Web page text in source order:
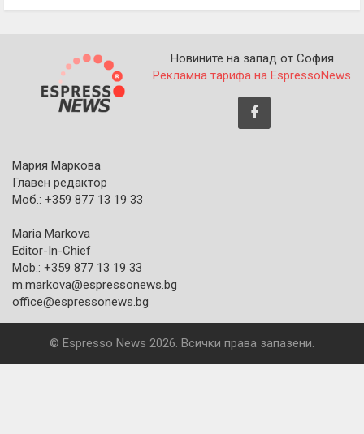
Новините на запад от София
Рекламна тарифа на EspressoNews
Мария Маркова
Главен редактор
Моб.: +359 877 13 19 33
Maria Markova
Editor-In-Chief
Mob.: +359 877 13 19 33
m.markova@espressonews.bg
office@espressonews.bg
© Espresso News 2026. Всички права запазени.